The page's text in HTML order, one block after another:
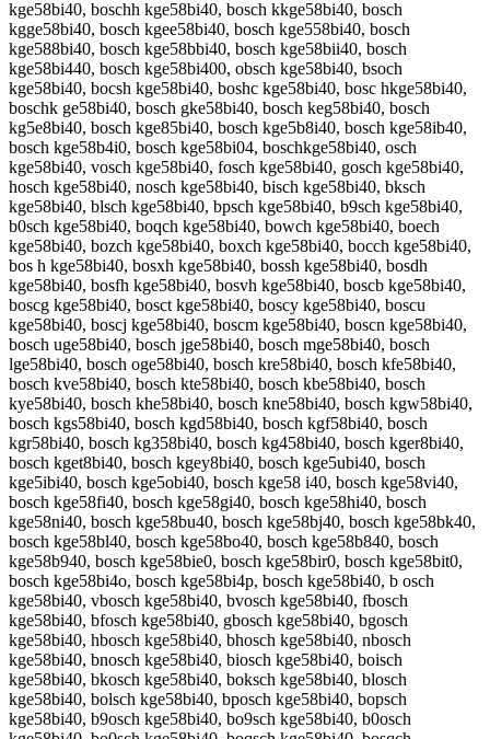
kge58bi40, boschh kge58bi40, bosch kkge58bi40, bosch
kgge58bi40, bosch kgee58bi40, bosch kge558bi40, bosch
kge588bi40, bosch kge58bbi40, bosch kge58bii40, bosch
kge58bi440, bosch kge58bi400, obsch kge58bi40, bsoch
kge58bi40, bocsh kge58bi40, boshc kge58bi40, bosc hkge58bi40,
boschk ge58bi40, bosch gke58bi40, bosch keg58bi40, bosch
kg5e8bi40, bosch kge85bi40, bosch kge5b8i40, bosch kge58ib40,
bosch kge58b4i0, bosch kge58bi04, boschkge58bi40, osch
kge58bi40, vosch kge58bi40, fosch kge58bi40, gosch kge58bi40,
hosch kge58bi40, nosch kge58bi40, bisch kge58bi40, bksch
kge58bi40, blsch kge58bi40, bpsch kge58bi40, b9sch kge58bi40,
b0sch kge58bi40, boqch kge58bi40, bowch kge58bi40, boech
kge58bi40, bozch kge58bi40, boxch kge58bi40, bocch kge58bi40,
bos h kge58bi40, bosxh kge58bi40, bossh kge58bi40, bosdh
kge58bi40, bosfh kge58bi40, bosvh kge58bi40, boscb kge58bi40,
boscg kge58bi40, bosct kge58bi40, boscy kge58bi40, boscu
kge58bi40, boscj kge58bi40, boscm kge58bi40, boscn kge58bi40,
bosch uge58bi40, bosch jge58bi40, bosch mge58bi40, bosch
lge58bi40, bosch oge58bi40, bosch kre58bi40, bosch kfe58bi40,
bosch kve58bi40, bosch kte58bi40, bosch kbe58bi40, bosch
kye58bi40, bosch khe58bi40, bosch kne58bi40, bosch kgw58bi40,
bosch kgs58bi40, bosch kgd58bi40, bosch kgf58bi40, bosch
kgr58bi40, bosch kg358bi40, bosch kg458bi40, bosch kger8bi40,
bosch kget8bi40, bosch kgey8bi40, bosch kge5ubi40, bosch
kge5ibi40, bosch kge5obi40, bosch kge58 i40, bosch kge58vi40,
bosch kge58fi40, bosch kge58gi40, bosch kge58hi40, bosch
kge58ni40, bosch kge58bu40, bosch kge58bj40, bosch kge58bk40,
bosch kge58bl40, bosch kge58bo40, bosch kge58b840, bosch
kge58b940, bosch kge58bie0, bosch kge58bir0, bosch kge58bit0,
bosch kge58bi4o, bosch kge58bi4p, bosch kge58bi40, b osch
kge58bi40, vbosch kge58bi40, bvosch kge58bi40, fbosch
kge58bi40, bfosch kge58bi40, gbosch kge58bi40, bgosch
kge58bi40, hbosch kge58bi40, bhosch kge58bi40, nbosch
kge58bi40, bnosch kge58bi40, biosch kge58bi40, boisch
kge58bi40, bkosch kge58bi40, boksch kge58bi40, blosch
kge58bi40, bolsch kge58bi40, bposch kge58bi40, bopsch
kge58bi40, b9osch kge58bi40, bo9sch kge58bi40, b0osch